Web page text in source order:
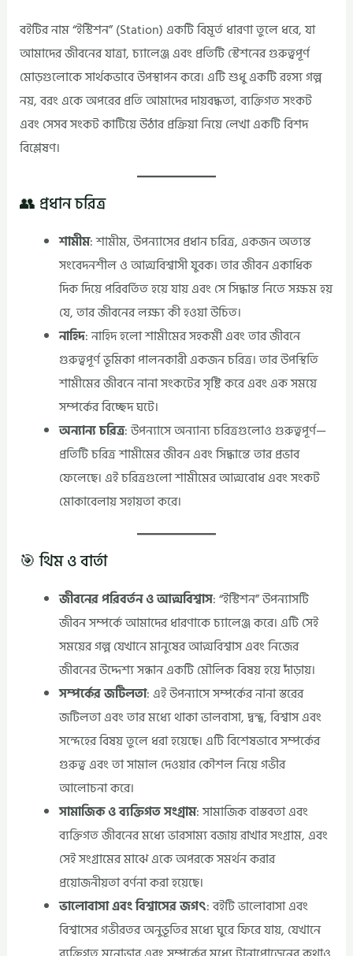
বইটির নাম “ইস্টিশন” (Station) একটি বিমূর্ত ধারণা তুলে ধরে, যা
আমাদের জীবনের যাত্রা, চ্যালেঞ্জ এবং প্রতিটি স্টেশনের গুরুত্বপূর্ণ
মোড়গুলোকে সার্থকভাবে উপস্থাপন করে। এটি শুধু একটি রহস্য গল্প
নয়, বরং একে অপরের প্রতি আমাদের দায়বদ্ধতা, ব্যক্তিগত সংকট
এবং সেসব সংকট কাটিয়ে উঠার প্রক্রিয়া নিয়ে লেখা একটি বিশদ
বিশ্লেষণ।
👥 প্রধান চরিত্র
শামীম: শামীম, উপন্যাসের প্রধান চরিত্র, একজন অত্যন্ত
সংবেদনশীল ও আত্মবিশ্বাসী যুবক। তার জীবন একাধিক
দিক দিয়ে পরিবর্তিত হয়ে যায় এবং সে সিদ্ধান্ত নিতে সক্ষম হয়
যে, তার জীবনের লক্ষ্য কী হওয়া উচিত।
নাহিদ: নাহিদ হলো শামীমের সহকর্মী এবং তার জীবনে
গুরুত্বপূর্ণ ভূমিকা পালনকারী একজন চরিত্র। তার উপস্থিতি
শামীমের জীবনে নানা সংকটের সৃষ্টি করে এবং এক সময়ে
সম্পর্কের বিচ্ছেদ ঘটে।
অন্যান্য চরিত্র: উপন্যাসে অন্যান্য চরিত্রগুলোও গুরুত্বপূর্ণ—
প্রতিটি চরিত্র শামীমের জীবন এবং সিদ্ধান্তে তার প্রভাব
ফেলেছে। এই চরিত্রগুলো শামীমের আত্মবোধ এবং সংকট
মোকাবেলায় সহায়তা করে।
🎯 থিম ও বার্তা
জীবনের পরিবর্তন ও আত্মবিশ্বাস: “ইস্টিশন” উপন্যাসটি
জীবন সম্পর্কে আমাদের ধারণাকে চ্যালেঞ্জ করে। এটি সেই
সময়ের গল্প যেখানে মানুষের আত্মবিশ্বাস এবং নিজের
জীবনের উদ্দেশ্য সন্ধান একটি মৌলিক বিষয় হয়ে দাঁড়ায়।
সম্পর্কের জটিলতা: এই উপন্যাসে সম্পর্কের নানা স্তরের
জটিলতা এবং তার মধ্যে থাকা ভালবাসা, দ্বন্দ্ব, বিশ্বাস এবং
সন্দেহের বিষয় তুলে ধরা হয়েছে। এটি বিশেষভাবে সম্পর্কের
গুরুত্ব এবং তা সামাল দেওয়ার কৌশল নিয়ে গভীর
আলোচনা করে।
সামাজিক ও ব্যক্তিগত সংগ্রাম: সামাজিক বাস্তবতা এবং
ব্যক্তিগত জীবনের মধ্যে ভারসাম্য বজায় রাখার সংগ্রাম, এবং
সেই সংগ্রামের মাঝে একে অপরকে সমর্থন করার
প্রয়োজনীয়তা বর্ণনা করা হয়েছে।
ভালোবাসা এবং বিশ্বাসের জগৎ: বইটি ভালোবাসা এবং
বিশ্বাসের গভীরতর অনুভূতির মধ্যে ঘুরে ফিরে যায়, যেখানে